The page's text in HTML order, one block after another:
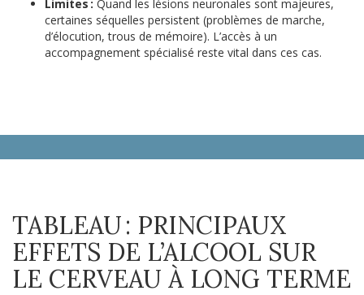
Limites : Quand les lésions neuronales sont majeures,
certaines séquelles persistent (problèmes de marche,
d’élocution, trous de mémoire). L’accès à un
accompagnement spécialisé reste vital dans ces cas.
TABLEAU : PRINCIPAUX
EFFETS DE L’ALCOOL SUR
LE CERVEAU À LONG TERME